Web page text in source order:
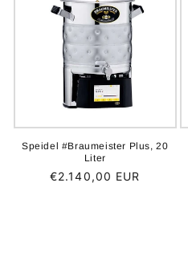
Speidel #Braumeister Plus, 20
Liter
Normaler
€2.140,00 EUR